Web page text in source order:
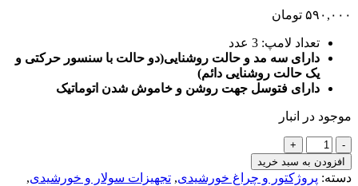
۵۹۰,۰۰۰ تومان
تعداد لامپ: 3 عدد
دارای سه مد و حالت روشنایی(دو حالت با سنسور حرکتی و
یک حالت روشنایی دائم)
دارای فتوسل جهت روشن و خاموش شدن اتوماتیک
موجود در انبار
چراغ
دیوارکوب
خورشیدی
افزودن به سبد خرید
دسته: پروژکتور و چراغ خورشیدی, تجهیزات سولار و خورشیدی,